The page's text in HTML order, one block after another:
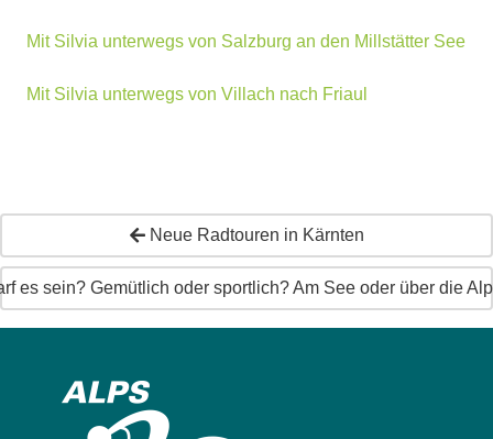
Mit Silvia unterwegs von Salzburg an den Millstätter See
Mit Silvia unterwegs von Villach nach Friaul
Neue Radtouren in Kärnten
es sein? Gemütlich oder sportlich? Am See oder über die